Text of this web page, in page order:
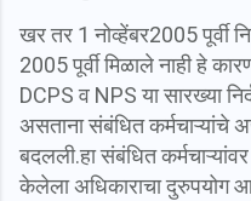
खर तर 1 नोव्हेंबर2005 पूर्वी
2005 पूर्वी मिळाले नाही हे
DCPS व NPS या सारख्या
असताना संबंधित कर्मचाऱ्यांचे
बदलली.हा संबंधित
केलेला अधिकाराचा दुरुपयोग